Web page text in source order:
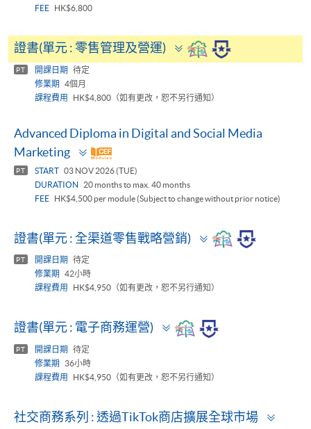
FEE
HK$6,800
證書(單元 : 零售管理及營運)
Toggle
panel
PT 開課日期
待定
修業期
4個月
課程費用
HK$4,800（如有更改，恕不另行通知）
Advanced Diploma in Digital and Social Media
Marketing
Toggle
panel
PT START 03 NOV 2026 (TUE)
DURATION
20 months to max. 40 months
FEE
HK$4,500 per module (Subject to change without prior notice)
證書(單元 : 全渠道零售戰略營銷)
Toggle
panel
PT 開課日期
待定
修業期
42小時
課程費用
HK$4,950（如有更改，恕不另行通知）
證書(單元 : 電子商務運營)
Toggle
panel
PT 開課日期
待定
修業期
36小時
課程費用
HK$4,950（如有更改，恕不另行通知）
社交商務系列 : 透過TikTok商店擴展全球市場